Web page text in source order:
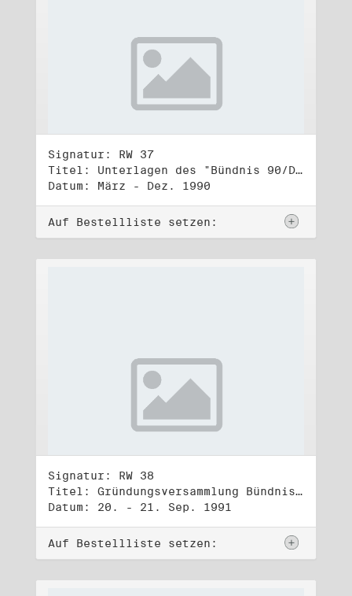
Signatur: RW 37
Titel: Unterlagen des "Bündnis 90/Die Grünen - BürgerInnenbewegung", Wahlbündnis zur Bundestagswahl am 2.12.1990 (5)
Datum: März - Dez. 1990
Auf Bestellliste setzen:
Signatur: RW 38
Titel: Gründungsversammlung Bündnis 90
Datum: 20. - 21. Sep. 1991
Auf Bestellliste setzen: